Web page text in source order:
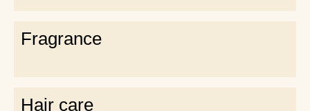
Fragrance​
Hair care